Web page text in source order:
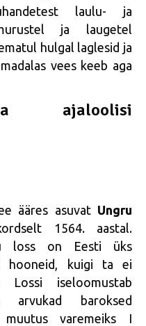
laulu- ja
ja laugetel
hulgal laglesid ja
vees keeb aga
ajaloolisi
ääres asuvat Ungru
1564. aastal.
loss on Eesti üks
hooneid, kuigi ta ei
Lossi iseloomustab
arvukad baroksed
muutus varemeiks I